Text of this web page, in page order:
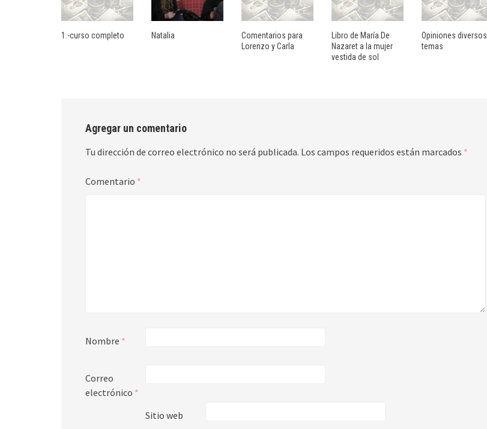
1.-curso completo Natalia
Comentarios para
Lorenzo y Carla
Libro de María De
Nazaret a la mujer
vestida de sol
Opiniones diversos
temas
Agregar un comentario
Tu dirección de correo electrónico no será publicada. Los campos requeridos están marcados *
Comentario *
Nombre *
Correo
electrónico *
Sitio web